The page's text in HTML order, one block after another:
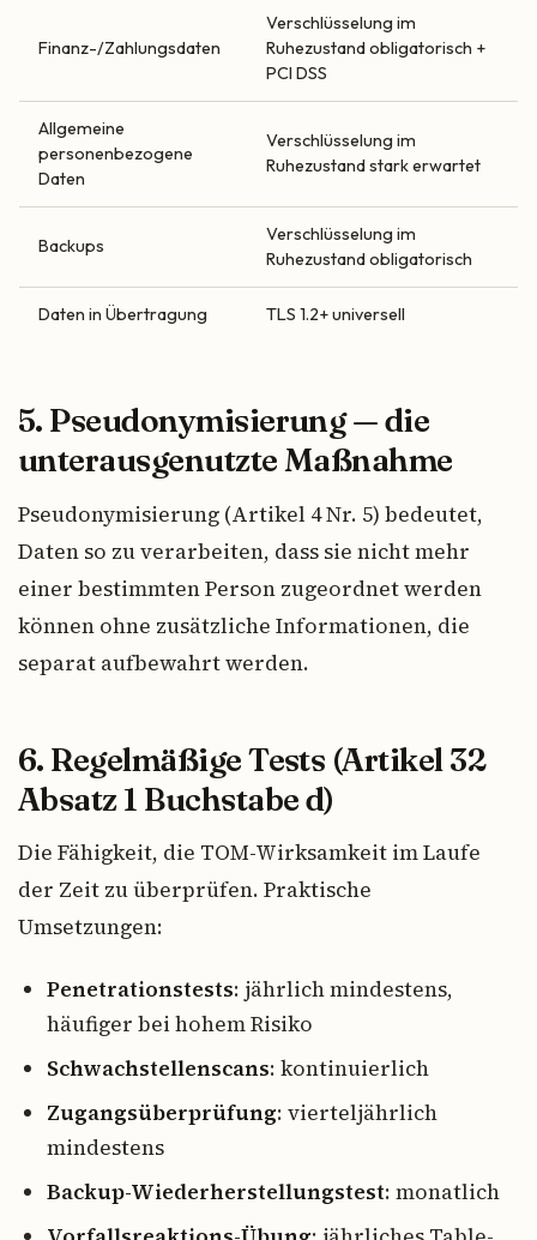
Finanz-/Zahlungsdaten
Verschlüsselung im
Ruhezustand obligatorisch +
PCI DSS
Allgemeine
personenbezogene
Daten
Verschlüsselung im
Ruhezustand stark erwartet
Backups
Verschlüsselung im
Ruhezustand obligatorisch
Daten in Übertragung TLS 1.2+ universell
5. Pseudonymisierung — die
unterausgenutzte Maßnahme
Pseudonymisierung (Artikel 4 Nr. 5) bedeutet,
Daten so zu verarbeiten, dass sie nicht mehr
einer bestimmten Person zugeordnet werden
können ohne zusätzliche Informationen, die
separat aufbewahrt werden.
6. Regelmäßige Tests (Artikel 32
Absatz 1 Buchstabe d)
Die Fähigkeit, die TOM-Wirksamkeit im Laufe
der Zeit zu überprüfen. Praktische
Umsetzungen:
Penetrationstests: jährlich mindestens,
häufiger bei hohem Risiko
Schwachstellenscans: kontinuierlich
Zugangsüberprüfung: vierteljährlich
mindestens
Backup-Wiederherstellungstest: monatlich